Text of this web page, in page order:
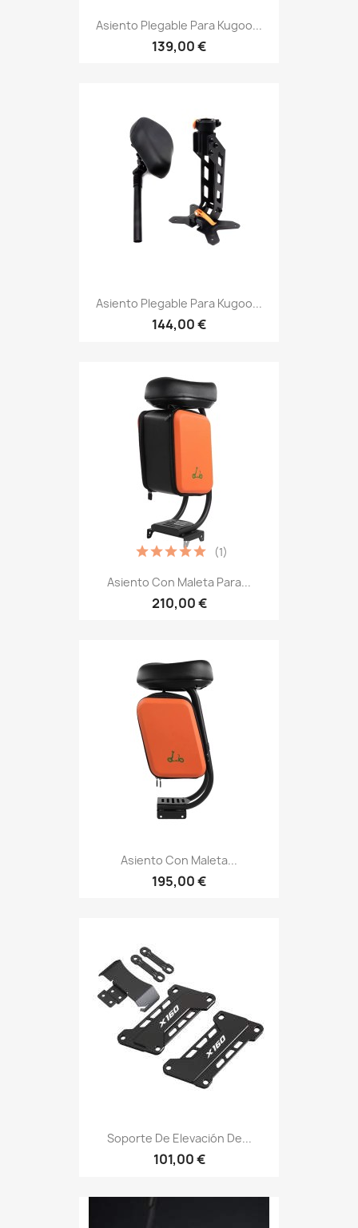
Asiento Plegable Para Kugoo...
139,00 €
Asiento Plegable Para Kugoo...
144,00 €
Asiento Con Maleta Para...
210,00 €
(1)
Asiento Con Maleta...
195,00 €
Soporte De Elevación De...
101,00 €